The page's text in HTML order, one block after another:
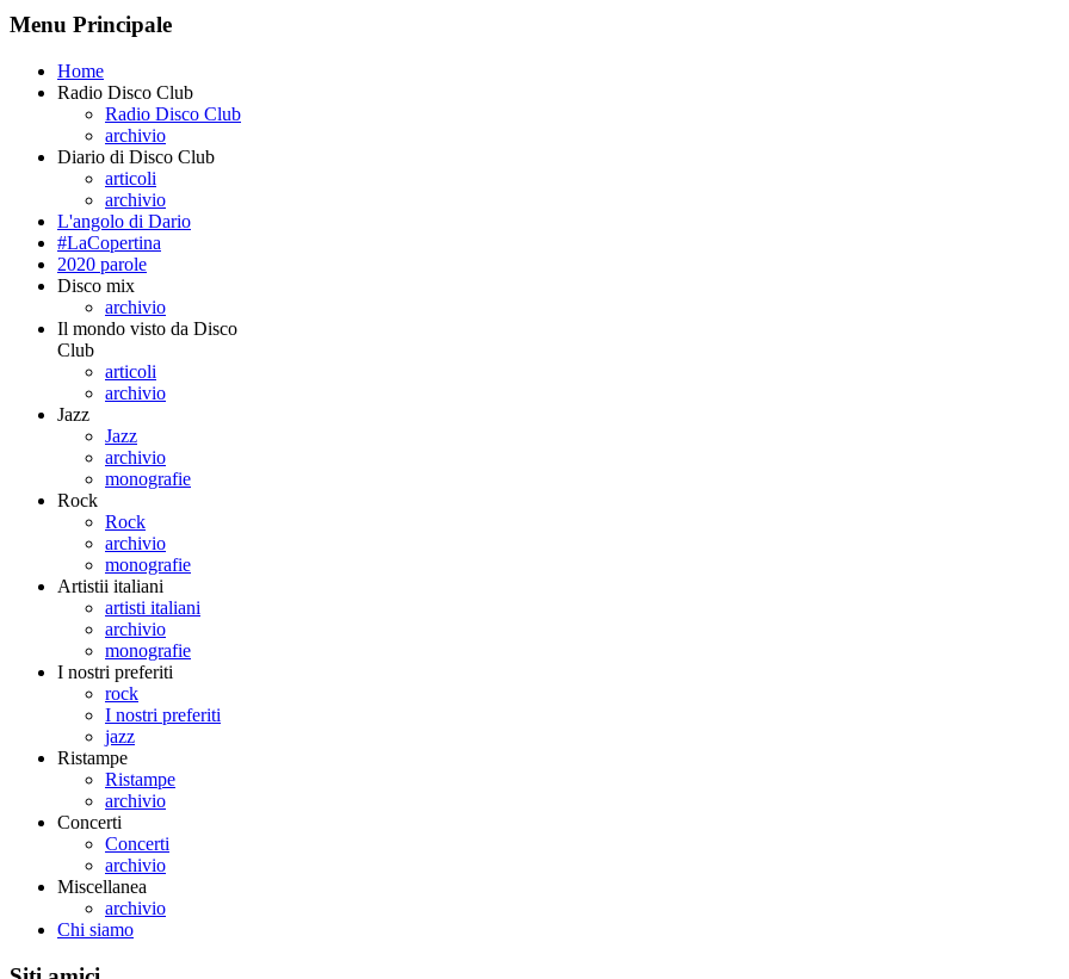
Menu Principale
Home
Radio Disco Club
Radio Disco Club
archivio
Diario di Disco Club
articoli
archivio
L'angolo di Dario
#LaCopertina
2020 parole
Disco mix
archivio
Il mondo visto da Disco
Club
articoli
archivio
Jazz
Jazz
archivio
monografie
Rock
Rock
archivio
monografie
Artistii italiani
artisti italiani
archivio
monografie
I nostri preferiti
rock
I nostri preferiti
jazz
Ristampe
Ristampe
archivio
Concerti
Concerti
archivio
Miscellanea
archivio
Chi siamo